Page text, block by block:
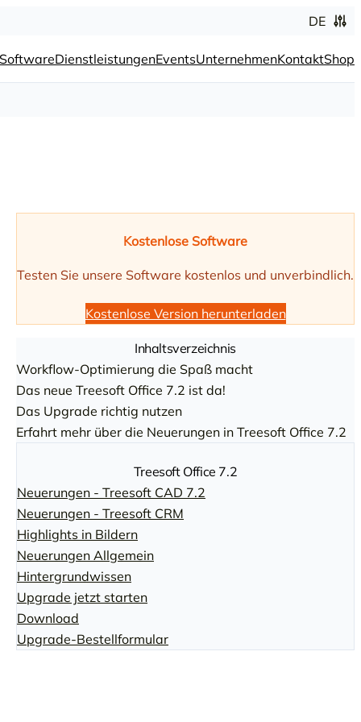
DE
SoftwareDienstleistungenEventsUnternehmenKontaktShop
Kostenlose Software
Testen Sie unsere Software kostenlos und unverbindlich.
Kostenlose Version herunterladen
Inhaltsverzeichnis
Workflow-Optimierung die Spaß macht
Das neue Treesoft Office 7.2 ist da!
Das Upgrade richtig nutzen
Erfahrt mehr über die Neuerungen in Treesoft Office 7.2
Treesoft Office 7.2
Neuerungen - Treesoft CAD 7.2
Neuerungen - Treesoft CRM
Highlights in Bildern
Neuerungen Allgemein
Hintergrundwissen
Upgrade jetzt starten
Download
Upgrade-Bestellformular